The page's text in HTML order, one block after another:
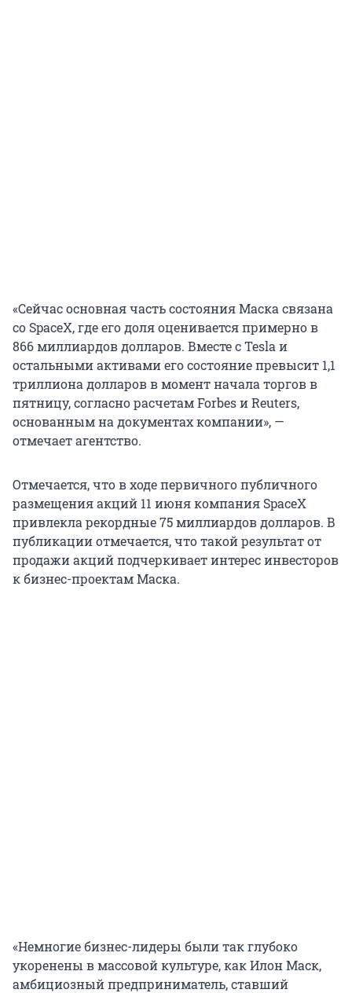
«Сейчас основная часть состояния Маска связана
со SpaceX, где его доля оценивается примерно в
866 миллиардов долларов. Вместе с Tesla и
остальными активами его состояние превысит 1,1
триллиона долларов в момент начала торгов в
пятницу, согласно расчетам Forbes и Reuters,
основанным на документах компании», —
отмечает агентство.
Отмечается, что в ходе первичного публичного
размещения акций 11 июня компания SpaceX
привлекла рекордные 75 миллиардов долларов. В
публикации отмечается, что такой результат от
продажи акций подчеркивает интерес инвесторов
к бизнес-проектам Маска.
«Немногие бизнес-лидеры были так глубоко
укоренены в массовой культуре, как Илон Маск,
амбициозный предприниматель, ставший